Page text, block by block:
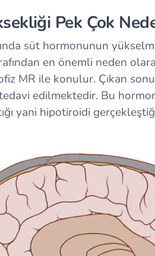
Pek Çok
süt hormonunun
en önemli neden
MR ile konulur. Çıkan
edilmektedir. Bu
yani hipotiroidi